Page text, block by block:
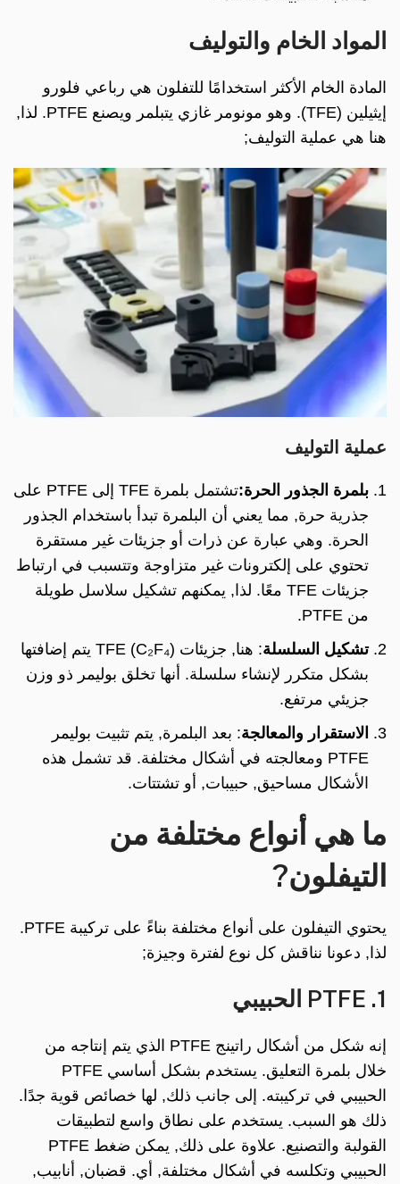
المواد الخام والتوليف
المادة الخام الأكثر استخدامًا للتفلون هي رباعي فلورو
إيثيلين (TFE). وهو مونومر غازي يتبلمر ويصنع PTFE. لذا,
هنا هي عملية التوليف;
عملية التوليف
بلمرة الجذور الحرة:
تشتمل بلمرة TFE إلى PTFE على
جذرية حرة, مما يعني أن البلمرة تبدأ باستخدام الجذور
الحرة. وهي عبارة عن ذرات أو جزيئات غير مستقرة
تحتوي على إلكترونات غير متزاوجة وتتسبب في ارتباط
جزيئات TFE معًا. لذا, يمكنهم تشكيل سلاسل طويلة
من PTFE.
تشكيل السلسلة
: هنا, جزيئات TFE (C₂F₄) يتم إضافتها
بشكل متكرر لإنشاء سلسلة. أنها تخلق بوليمر ذو وزن
جزيئي مرتفع.
الاستقرار والمعالجة: بعد البلمرة, يتم تثبيت بوليمر
PTFE ومعالجته في أشكال مختلفة. قد تشمل هذه
الأشكال مساحيق, حبيبات, أو تشتتات.
ما هي أنواع مختلفة من
التيفلون?
يحتوي التيفلون على أنواع مختلفة بناءً على تركيبة PTFE.
لذا, دعونا نناقش كل نوع لفترة وجيزة;
1. PTFE الحبيبي
إنه شكل من أشكال راتينج PTFE الذي يتم إنتاجه من
خلال بلمرة التعليق. يستخدم بشكل أساسي PTFE
الحبيبي في تركيبته. إلى جانب ذلك, لها خصائص قوية جدًا.
ذلك هو السبب. يستخدم على نطاق واسع لتطبيقات
القولبة والتصنيع. علاوة على ذلك, يمكن ضغط PTFE
الحبيبي وتكلسه في أشكال مختلفة, أي. قضبان, أنابيب,